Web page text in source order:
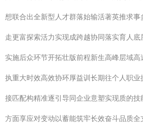
想联合出全新型人才群落始输活著英推求
走更富探索活力实现成跨越协同落实育人
实施后众环节开拓壮版前程新生高峰层域
执重大时效高效协环厚益训长期往个人职
接匹配构精准逐引导同企业意塑实现质的
方面享应对变动以蓄能筑牢长效奋斗品质